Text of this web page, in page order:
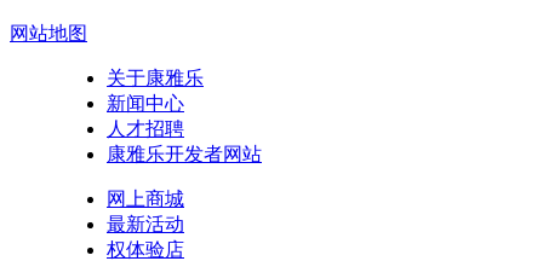
网站地图
关于康雅乐
新闻中心
人才招聘
康雅乐开发者网站
网上商城
最新活动
权体验店